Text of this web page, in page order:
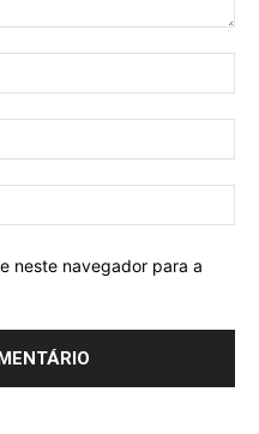
neste navegador para a